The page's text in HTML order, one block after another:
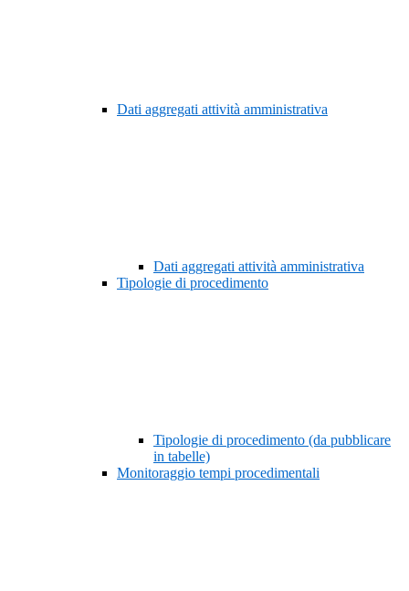
Dati aggregati attività amministrativa
Dati aggregati attività amministrativa
Tipologie di procedimento
Tipologie di procedimento (da pubblicare
in tabelle)
Monitoraggio tempi procedimentali